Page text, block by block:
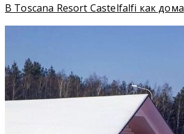
В Toscana Resort Castelfalfi как дома